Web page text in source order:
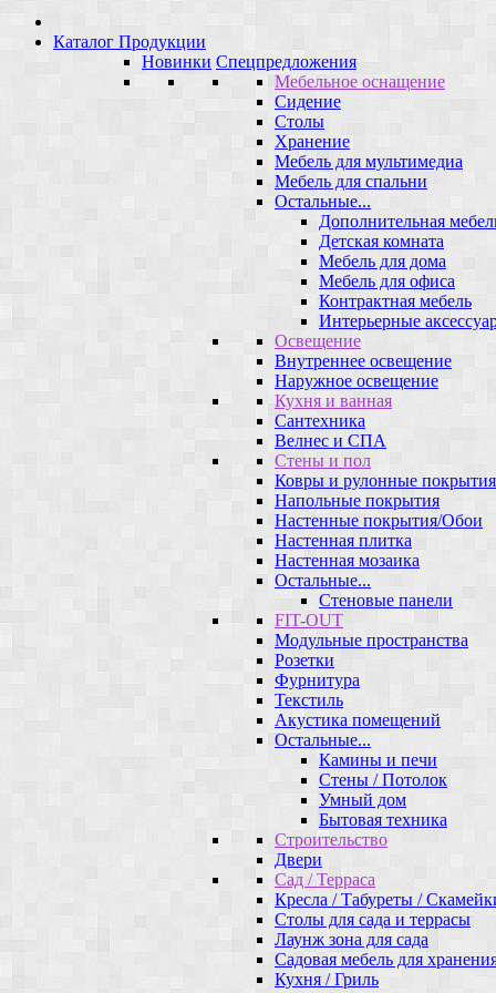
Каталог Продукции
Новинки Спецпредложения
Мебельное оснащение
Сидение
Столы
Хранение
Мебель для мультимедиа
Мебель для спальни
Остальные...
Дополнительная
Детская комната
Мебель для дома
Мебель для офиса
Контрактная мебель
Интерьерные
Освещение
Внутреннее освещение
Наружное освещение
Кухня и ванная
Сантехника
Велнес и СПА
Стены и пол
Ковры и рулонные покрытия
Напольные покрытия
Настенные покрытия/Обои
Настенная плитка
Настенная мозаика
Остальные...
Стеновые панели
FIT-OUT
Модульные пространства
Розетки
Фурнитура
Текстиль
Акустика помещений
Остальные...
Камины и печи
Стены / Потолок
Умный дом
Бытовая техника
Строительство
Двери
Сад / Терраса
Кресла / Табуреты /
Столы для сада и террасы
Лаунж зона для сада
Садовая мебель для
Кухня / Гриль